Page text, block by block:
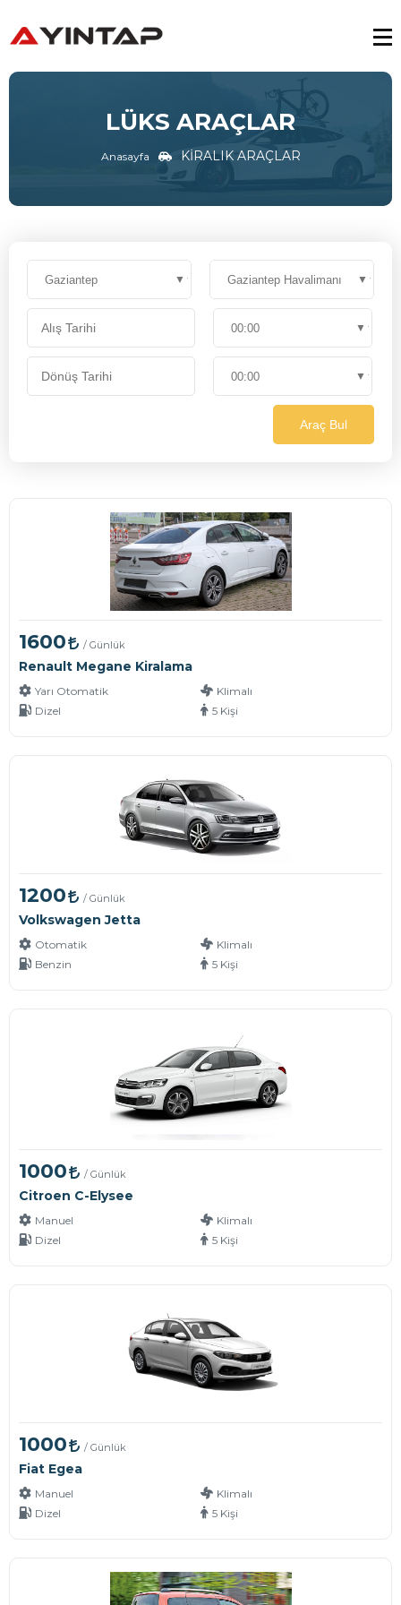
LÜKS ARAÇLAR
Anasayfa KİRALIK ARAÇLAR
Araç Bul
1600 / Günlük
Renault Megane Kiralama
Yarı Otomatik
Klimalı
Dizel
5 Kişi
1200 / Günlük
Volkswagen Jetta
Otomatik
Klimalı
Benzin
5 Kişi
1000 / Günlük
Citroen C-Elysee
Manuel
Klimalı
Dizel
5 Kişi
1000 / Günlük
Fiat Egea
Manuel
Klimalı
Dizel
5 Kişi